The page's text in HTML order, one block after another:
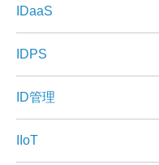
IDaaS
IDPS
ID管理
IIoT